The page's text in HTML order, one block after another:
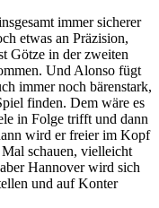
immer sicherer
etwas an Präzision,
Götze in der zweiten
Und Alonso fügt
immer noch bärenstark,
finden. Dem wäre es
in Folge trifft und dann
wird er freier im Kopf
schauen, vielleicht
Hannover wird sich
und auf Konter